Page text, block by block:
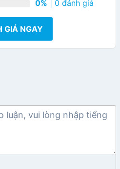
0% | 0 đánh giá
GIÁ NGAY